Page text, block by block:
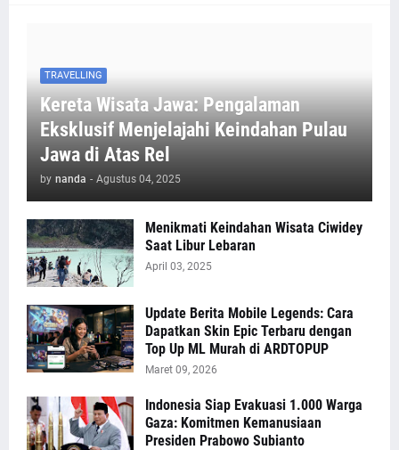
TRAVELLING
Kereta Wisata Jawa: Pengalaman
Eksklusif Menjelajahi Keindahan Pulau
Jawa di Atas Rel
by nanda - Agustus 04, 2025
Menikmati Keindahan Wisata Ciwidey
Saat Libur Lebaran
April 03, 2025
Update Berita Mobile Legends: Cara
Dapatkan Skin Epic Terbaru dengan
Top Up ML Murah di ARDTOPUP
Maret 09, 2026
Indonesia Siap Evakuasi 1.000 Warga
Gaza: Komitmen Kemanusiaan
Presiden Prabowo Subianto